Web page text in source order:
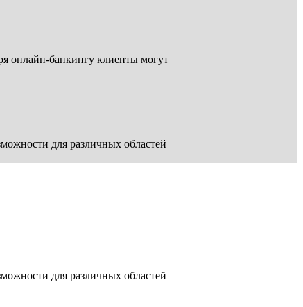
онлайн-банкингу клиенты могут
для различных областей
для различных областей